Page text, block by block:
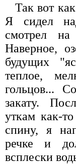
Так вот
Я сидел
смотрел
Наверное,
будущих
теплое,
гольцов...
закату.
уткам как-
спину, я
речке и
всплески